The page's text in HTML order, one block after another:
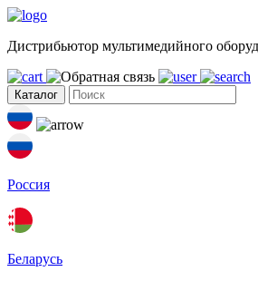
Дистрибьютор мультимедийного
Каталог
Россия
Беларусь